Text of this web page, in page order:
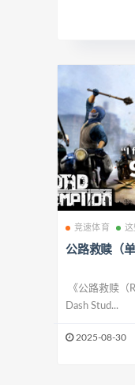
竞速体育 这
公路救赎（
《公路救赎（
Dash Stud...
2025-08-30